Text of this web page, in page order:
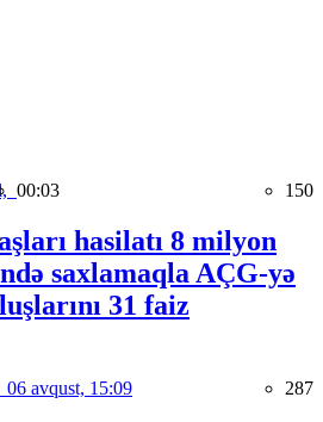
00:03 150
hasilatı 8 milyon
saxlamaqla AÇG-yə
31 faiz
06 avqust, 15:09 287